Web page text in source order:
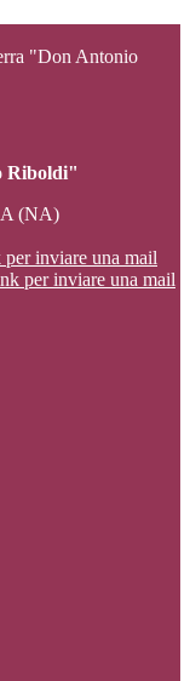
"Don Antonio
Riboldi"
(NA)
inviare una mail
per inviare una mail